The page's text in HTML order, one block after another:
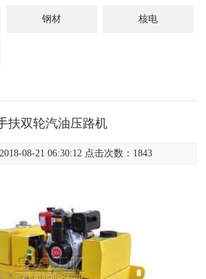
钢材 核电
扶双轮汽油压路机
08-21 06:30:12 点击次数：1843